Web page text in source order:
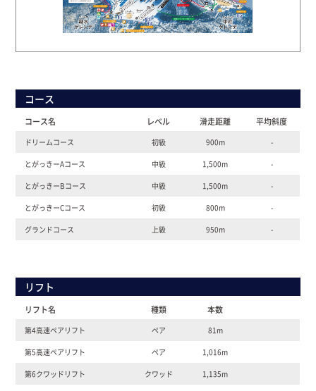
コース
コース名 レベル 滑走距離 平均斜度
ドリームコース 初級 900m -
とがっきーAコース 中級 1,500m -
とがっきーBコース 中級 1,500m -
とがっきーCコース 初級 800m -
グランドコース 上級 950m -
リフト
リフト名 種類 本数
第4高速ペアリフト ペア 81m
第5高速ペアリフト ペア 1,016m
第6クワッドリフト クワッド 1,135m